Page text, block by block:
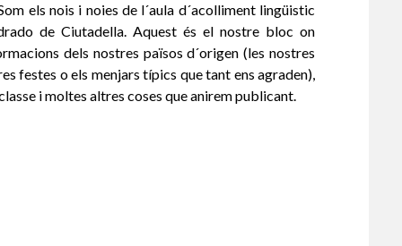
els nois i noies de l´aula d´acolliment lingüistic
de Ciutadella. Aquest és el nostre bloc on
dels nostres països d´origen (les nostres
festes o els menjars típics que tant ens agraden),
i moltes altres coses que anirem publicant.